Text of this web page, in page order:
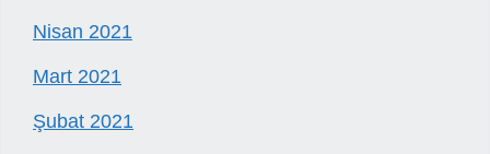
Nisan 2021
Mart 2021
Şubat 2021